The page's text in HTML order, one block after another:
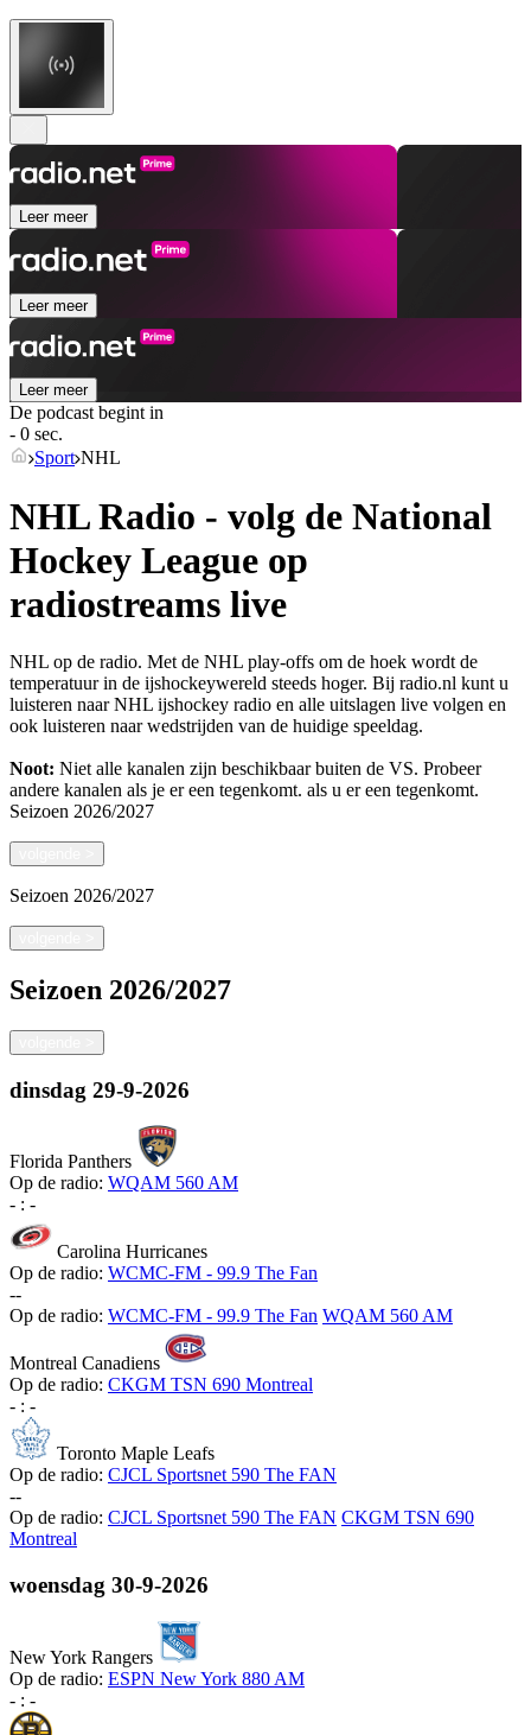
Leer meer
Leer meer
Leer meer
De podcast begint in
- 0 sec.
Sport NHL
NHL Radio - volg de National
Hockey League op
radiostreams live
NHL op de radio. Met de NHL play-offs om de hoek wordt de
temperatuur in de ijshockeywereld steeds hoger. Bij radio.nl kunt u
luisteren naar NHL ijshockey radio en alle uitslagen live volgen en
ook luisteren naar wedstrijden van de huidige speeldag.
Noot: Niet alle kanalen zijn beschikbaar buiten de VS. Probeer
andere kanalen als je er een tegenkomt. als u er een tegenkomt.
Seizoen 2026/2027
Seizoen 2026/2027
Seizoen 2026/2027
dinsdag 29-9-2026
Florida Panthers
Op de radio: WQAM 560 AM
- : -
Carolina Hurricanes
Op de radio: WCMC-FM - 99.9 The Fan
--
Op de radio: WCMC-FM - 99.9 The Fan WQAM 560 AM
Montreal Canadiens
Op de radio: CKGM TSN 690 Montreal
- : -
Toronto Maple Leafs
Op de radio: CJCL Sportsnet 590 The FAN
--
Op de radio: CJCL Sportsnet 590 The FAN CKGM TSN 690
Montreal
woensdag 30-9-2026
New York Rangers
Op de radio: ESPN New York 880 AM
- : -